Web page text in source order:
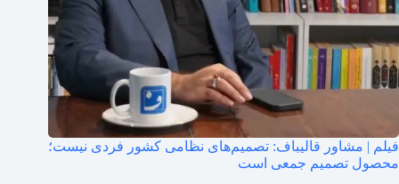
فیلم | مشاور قالیباف: تصمیم‌های نظامی کشور فردی نیست؛
محصول تصمیم جمعی است